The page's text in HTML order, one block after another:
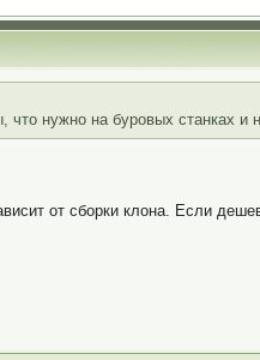
что нужно на буровых станках и
от сборки клона. Если